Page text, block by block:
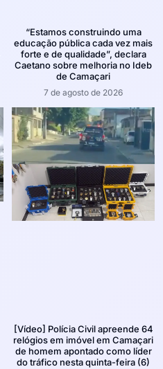
“Estamos construindo uma
educação pública cada vez mais
forte e de qualidade”, declara
Caetano sobre melhoria no Ideb
de Camaçari
7 de agosto de 2026
[Vídeo] Polícia Civil apreende 64
relógios em imóvel em Camaçari
de homem apontado como líder
do tráfico nesta quinta-feira (6)